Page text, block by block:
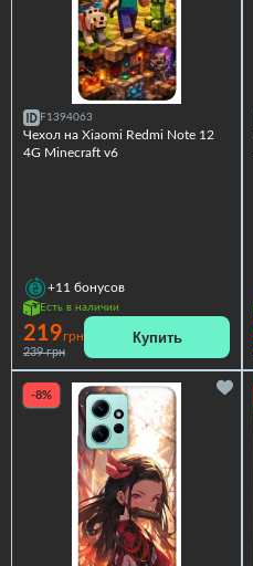
F1394063
Чехол на Xiaomi Redmi Note 12
4G Minecraft v6
+11 бонусов
Есть в наличии
219грн
239 грн
Купить
-8%